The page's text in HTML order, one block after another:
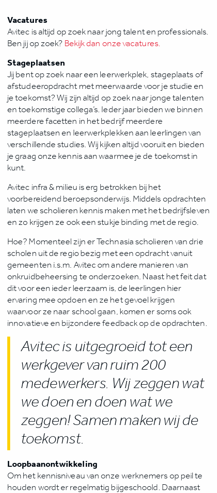
Vacatures
Avitec is altijd op zoek naar jong talent en professionals.
Ben jij op zoek? Bekijk dan onze vacatures.
Stageplaatsen
Jij bent op zoek naar een leerwerkplek, stageplaats of
afstudeeropdracht met meerwaarde voor je studie en
je toekomst? Wij zijn altijd op zoek naar jonge talenten
en toekomstige collega’s. Ieder jaar bieden we binnen
meerdere facetten in het bedrijf meerdere
stageplaatsen en leerwerkplekken aan leerlingen van
verschillende studies. Wij kijken altijd vooruit en bieden
je graag onze kennis aan waarmee je de toekomst in
kunt.
Avitec infra & milieu is erg betrokken bij het
voorbereidend beroepsonderwijs. Middels opdrachten
laten we scholieren kennis maken met het bedrijfsleven
en zo krijgen ze ook een stukje binding met de regio.
Hoe? Momenteel zijn er Technasia scholieren van drie
scholen uit de regio bezig met een opdracht vanuit
gemeenten i.s.m. Avitec om andere manieren van
onkruidbeheersing te onderzoeken. Naast het feit dat
dit voor een ieder leerzaam is, de leerlingen hier
ervaring mee opdoen en ze het gevoel krijgen
waarvoor ze naar school gaan, komen er soms ook
innovatieve en bijzondere feedback op de opdrachten.
Avitec is uitgegroeid tot een
werkgever van ruim 200
medewerkers. Wij zeggen wat
we doen en doen wat we
zeggen! Samen maken wij de
toekomst.
Loopbaanontwikkeling
Om het kennisniveau van onze werknemers op peil te
houden wordt er regelmatig bijgeschoold. Daarnaast